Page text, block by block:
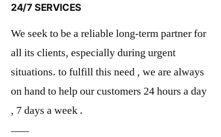
24/7 SERVICES
We seek to be a reliable long-term partner for
all its clients, especially during urgent
situations. to fulfill this need , we are always
on hand to help our customers 24 hours a day
, 7 days a week .